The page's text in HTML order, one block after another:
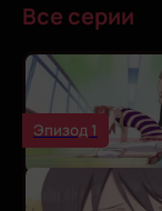
Все серии
Эпизод 1